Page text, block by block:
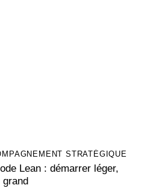
STRATÉGIQUE
Lean : démarrer léger,